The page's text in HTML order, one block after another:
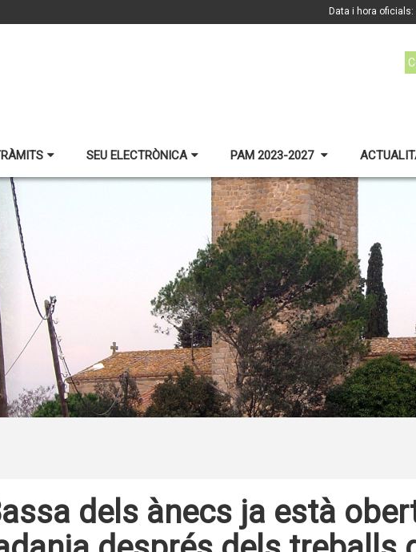
Data i hora
SEU ELECTRÒNICA PAM 2023-2027
dels ànecs ja està